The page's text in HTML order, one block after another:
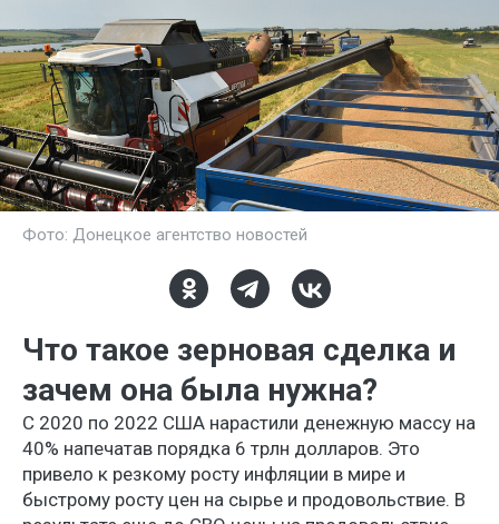
Фото: Донецкое агентство новостей
Что такое зерновая сделка и
зачем она была нужна?
С 2020 по 2022 США нарастили денежную массу на
40% напечатав порядка 6 трлн долларов. Это
привело к резкому росту инфляции в мире и
быстрому росту цен на сырье и продовольствие. В